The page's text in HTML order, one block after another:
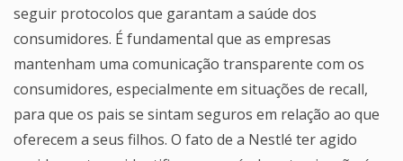
seguir protocolos que garantam a saúde dos
consumidores. É fundamental que as empresas
mantenham uma comunicação transparente com os
consumidores, especialmente em situações de recall,
para que os pais se sintam seguros em relação ao que
oferecem a seus filhos. O fato de a Nestlé ter agido